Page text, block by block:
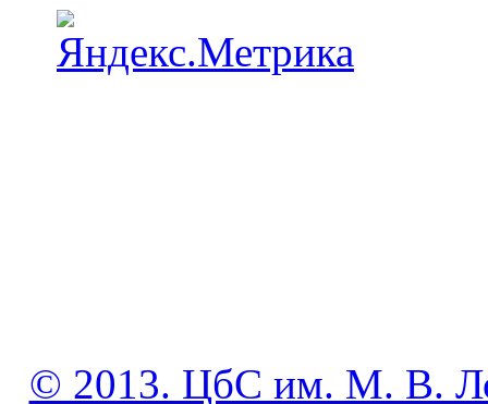
© 2013. ЦбС им. М. В.